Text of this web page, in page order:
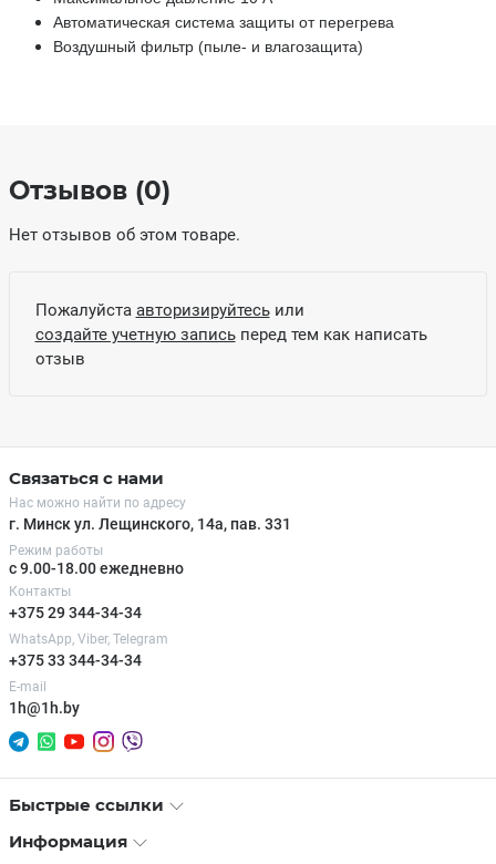
Автоматическая система защиты от перегрева
Воздушный фильтр (пыле- и влагозащита)
Отзывов (0)
Нет отзывов об этом товаре.
Пожалуйста авторизируйтесьили
создайте учетную записьперед тем как написать
отзыв
Связаться с нами
Нас можно найти по адресу
г. Минск ул. Лещинского, 14а, пав. 331
Режим работы
с 9.00-18.00 ежедневно
Контакты
+375 29 344-34-34
WhatsApp, Viber, Telegram
+375 33 344-34-34
E-mail
1h@1h.by
Быстрые ссылки
Информация